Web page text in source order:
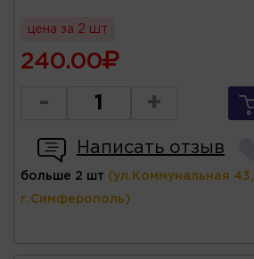
цена за 2 шт
240.00
- +
Написать отзыв
больше 2 шт (ул.Коммунальная 43,
г.Симферополь)